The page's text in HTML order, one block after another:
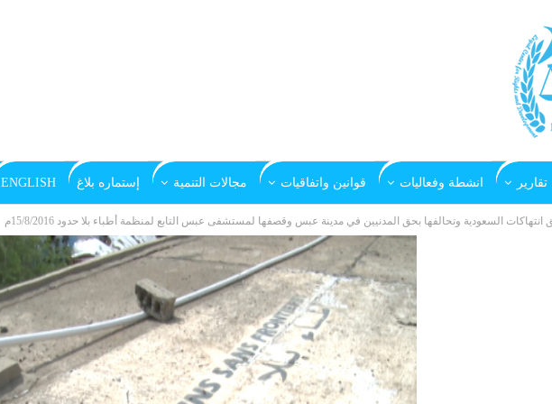
تقارير انشطة وفعاليات قوانين واتفاقيات مجالات التنمية إستماره بلاغ ENGLISH
السعودية وتحالفها بحق المدنيين في مدينة عبس وقصفها لمستشفى عبس التابع لمنظمة أطباء بلا حدود 15/8/2016م